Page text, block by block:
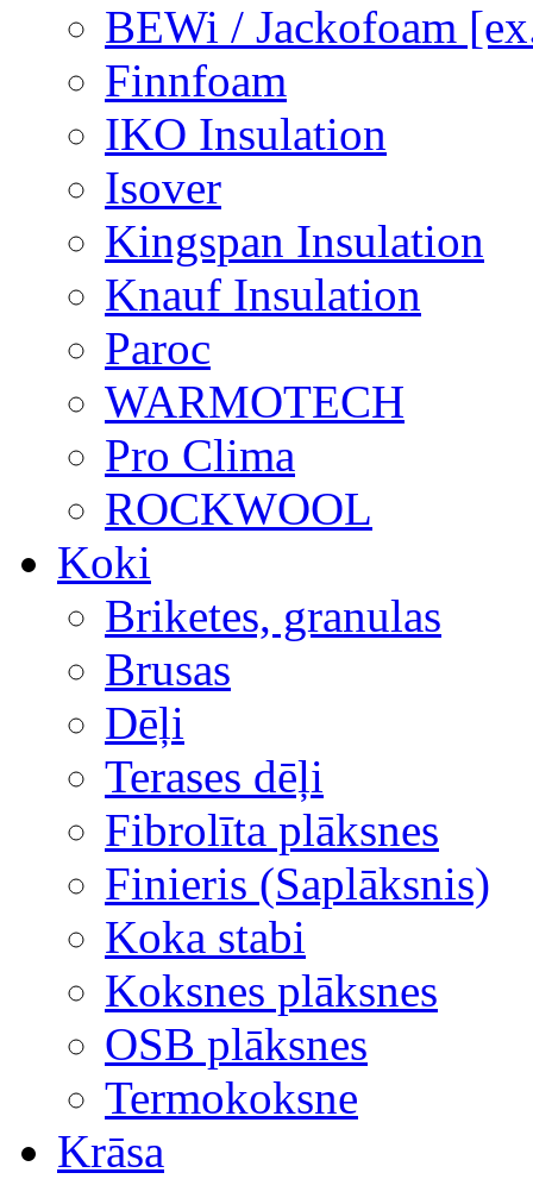
BEWi / Jackofoam
Finnfoam
IKO Insulation
Isover
Kingspan Insulation
Knauf Insulation
Paroc
WARMOTECH
Pro Clima
ROCKWOOL
Koki
Briketes, granulas
Brusas
Dēļi
Terases dēļi
Fibrolīta plāksnes
Finieris (Saplāksnis)
Koka stabi
Koksnes plāksnes
OSB plāksnes
Termokoksne
Krāsa